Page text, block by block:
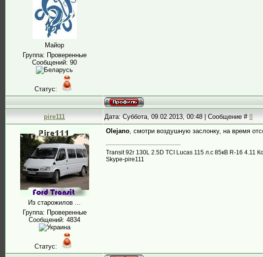
Майор
Группа: Проверенные
Сообщений: 90
Статус:
pire111 Дата: Суббота, 09.02.2013, 00:48 | Сообщение #8
Из старожилов ...
Группа: Проверенные
Сообщений: 4834
Статус:
Olejano, смотри воздушную заслонку, на время
Transit 92г 130L 2.5D TCI Lucas 115 л.с 85кВ R-16
Skype-pire111